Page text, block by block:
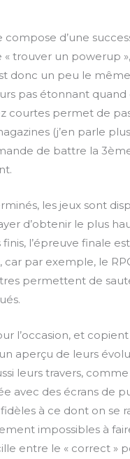
d’une
trouver un powerup
donc un peu le
pas étonnant
courtes permet de
(j’en parle
de battre la
les jeux sont
d’obtenir le plus
l’épreuve finale
par exemple, le
permettent de
l’occasion, et
aperçu de leurs
leurs travers,
avec des écrans de
à ce dont on se
impossibles à
entre le « correct »